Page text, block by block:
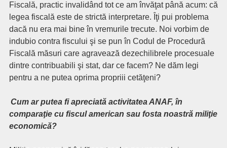
Fiscală, practic invalidând tot ce am învăţat până acum: că
legea fiscală este de strictă interpretare. Îţi pui problema
dacă nu era mai bine în vremurile trecute. Noi vorbim de
indubio contra fiscului şi se pun în Codul de Procedură
Fiscală măsuri care agravează dezechilibrele procesuale
dintre contribuabili şi stat, dar ce facem? Ne dăm legi
pentru a ne putea oprima propriii cetăţeni?
Cum ar putea fi apreciată activitatea ANAF, în
comparaţie cu fiscul american sau fosta noastră miliţie
economică?